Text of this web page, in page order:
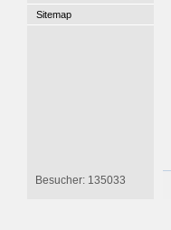
Sitemap
Besucher: 135033